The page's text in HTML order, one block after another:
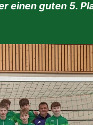
einen guten 5.